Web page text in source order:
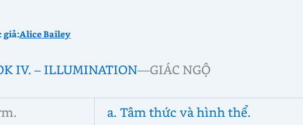
giả:Alice Bailey
IV. – ILLUMINATION—GIÁC NGỘ
a. Tâm thức và hình thể.